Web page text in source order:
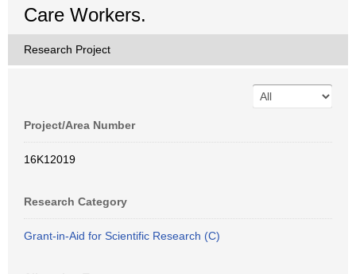
Care Workers.
Research Project
Project/Area Number
16K12019
Research Category
Grant-in-Aid for Scientific Research (C)